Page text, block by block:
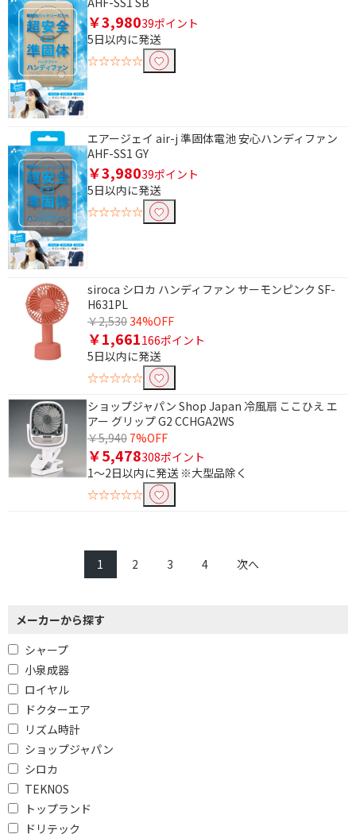
￥3,98039ポイント
5日以内に発送
☆☆☆☆☆
エアージェイ air-j 準固体電池 安心ハンディファン
AHF-SS1 GY
￥3,98039ポイント
5日以内に発送
☆☆☆☆☆
siroca シロカ ハンディファン サーモンピンク SF-
H631PL
￥2,53034%OFF
￥1,661166ポイント
5日以内に発送
☆☆☆☆☆
ショップジャパン Shop Japan 冷風扇 ここひえ エ
アー グリップ G2 CCHGA2WS
￥5,940 7%OFF
￥5,478308ポイント
1～2日以内に発送 ※大型品除く
☆☆☆☆☆
1 2 3 4 次へ
メーカーから探す
シャープ
小泉成器
ロイヤル
ドクターエア
リズム時計
ショップジャパン
シロカ
TEKNOS
トップランド
ドリテック